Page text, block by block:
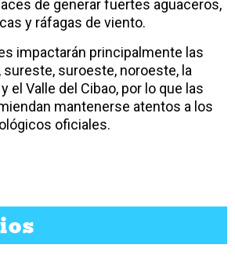
de generar fuertes aguaceros,
y ráfagas de viento.
impactarán principalmente las
suroeste, noroeste, la
el Valle del Cibao, por lo que las
mantenerse atentos a los
oficiales.